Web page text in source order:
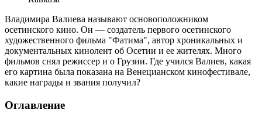
Владимира Валиева называют основоположником
осетинского кино. Он — создатель первого осетинского
художественного фильма "Фатима", автор хроникальных и
документальных кинолент об Осетии и ее жителях. Много
фильмов снял режиссер и о Грузии. Где учился Валиев, какая
его картина была показана на Венецианском кинофестивале,
какие награды и звания получил?
Оглавление